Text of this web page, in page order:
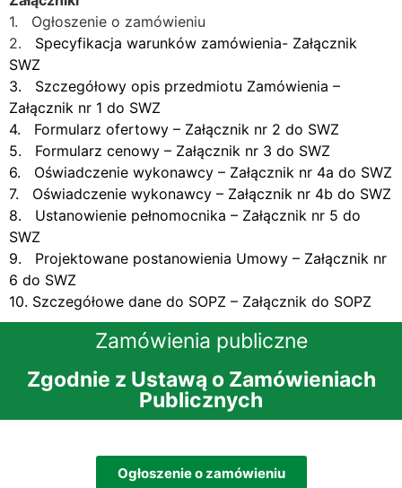
1. Ogłoszenie o zamówieniu
2. Specyfikacja warunków zamówienia- Załącznik
SWZ
3. Szczegółowy opis przedmiotu Zamówienia –
Załącznik nr 1 do SWZ
4. Formularz ofertowy – Załącznik nr 2 do SWZ
5. Formularz cenowy – Załącznik nr 3 do SWZ
6. Oświadczenie wykonawcy – Załącznik nr 4a do SWZ
7. Oświadczenie wykonawcy – Załącznik nr 4b do SWZ
8. Ustanowienie pełnomocnika – Załącznik nr 5 do
SWZ
9. Projektowane postanowienia Umowy – Załącznik nr
6 do SWZ
10. Szczegółowe dane do SOPZ – Załącznik do SOPZ
Zamówienia publiczne
Zgodnie z Ustawą o Zamówieniach
Publicznych
Ogłoszenie o zamówieniu